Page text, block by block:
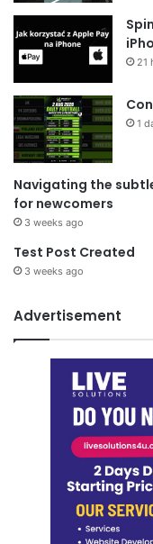
21
1
Navigating the
for newcomers
3 weeks ago
Test Post Created
3 weeks ago
Advertisement